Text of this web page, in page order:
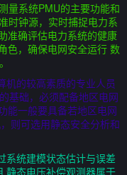
量系统PMU的主要功能和
时钟源，实时捕捉电力系
准确评估电力系统的健康
色，确保电网安全运行 数
机的较高素质的专业人员
基础，必须配备地区电网
能一般要具备若地区电网
则可选用静态安全分析和
系统建模状态估计与误差
静态电压补偿观测器属于